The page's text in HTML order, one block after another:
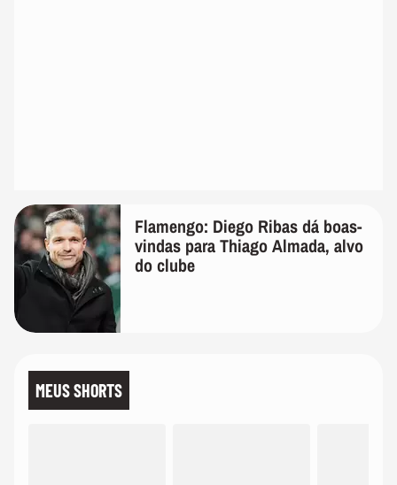
Flamengo: Diego Ribas dá boas-
vindas para Thiago Almada, alvo
do clube
MEUS SHORTS